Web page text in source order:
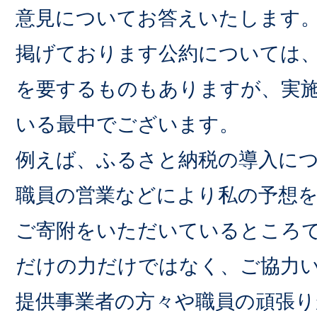
意見についてお答えいたします
掲げております公約については
を要するものもありますが、実
いる最中でございます。
例えば、ふるさと納税の導入に
職員の営業などにより私の予想
ご寄附をいただいているところ
だけの力だけではなく、ご協力
提供事業者の方々や職員の頑張